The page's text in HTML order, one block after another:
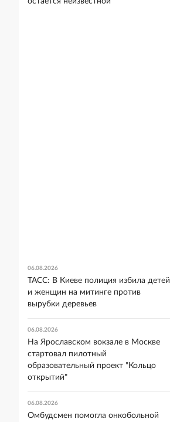
06.08.2026
ТАСС: В Киеве полиция избила детей
и женщин на митинге против
вырубки деревьев
06.08.2026
На Ярославском вокзале в Москве
стартовал пилотный
образовательный проект "Кольцо
открытий"
06.08.2026
Омбудсмен помогла онкобольной